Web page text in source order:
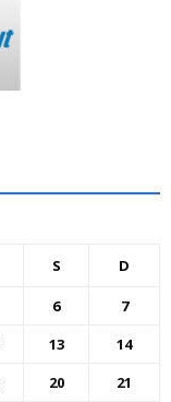
S D
6
7
13
14
20
21